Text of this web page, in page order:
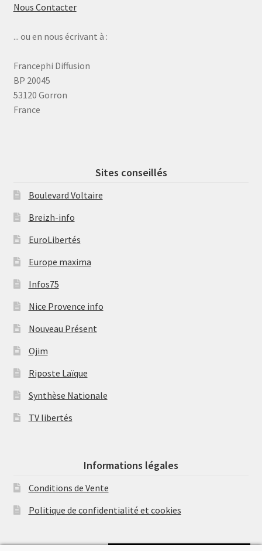
Nous Contacter
... ou en nous écrivant à :
Francephi Diffusion
BP 20045
53120 Gorron
France
Sites conseillés
Boulevard Voltaire
Breizh-info
EuroLibertés
Europe maxima
Infos75
Nice Provence info
Nouveau Présent
Ojim
Riposte Laïque
Synthèse Nationale
TV libertés
Informations légales
Conditions de Vente
Politique de confidentialité et cookies